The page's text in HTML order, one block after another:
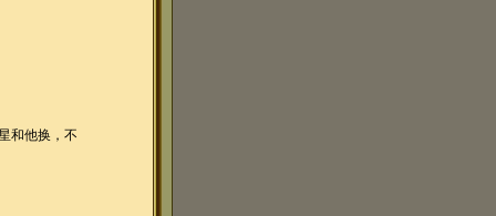
和他换，不